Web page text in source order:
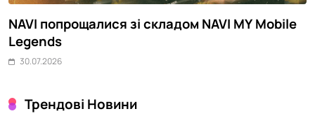
NAVI попрощалися зі складом NAVI MY Mobile
Legends
30.07.2026
Трендові Новини